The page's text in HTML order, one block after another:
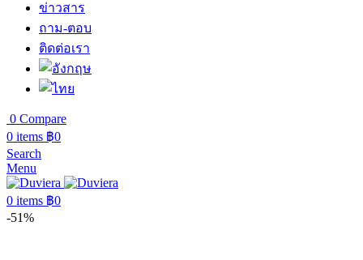
ข่าวสาร
ถาม-ตอบ
ติดต่อเรา
0 Compare
0 items ฿0
Search
Menu
0 items ฿0
-51%